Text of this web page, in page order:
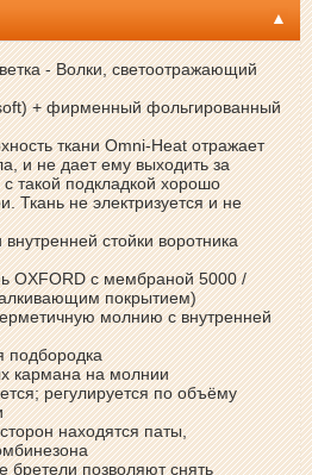
- Волки, светоотражающий
+ фирменный фольгированный
ткани Omni-Heat отражает
и не дает ему выходить за
такой подкладкой хорошо
Ткань не электризуется и не
стойки воротника
OXFORD с мембраной 5000 /
покрытием)
молнию с внутренней
подбородка
кармана на молнии
регулируется по объёму
находятся паты,
бретели позволяют снять